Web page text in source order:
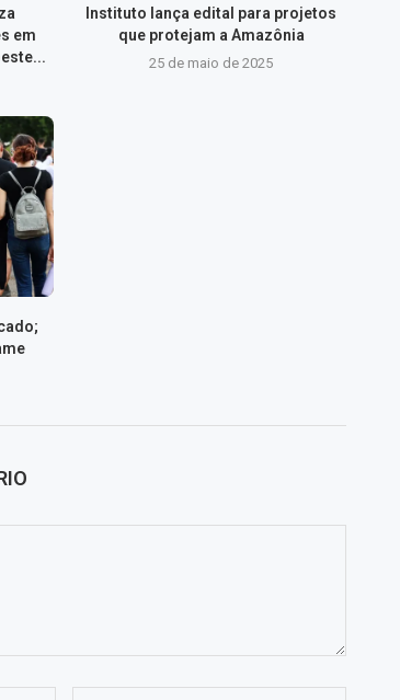
em
Instituto lança edital para projetos
que protejam a Amazônia
25 de maio de 2025